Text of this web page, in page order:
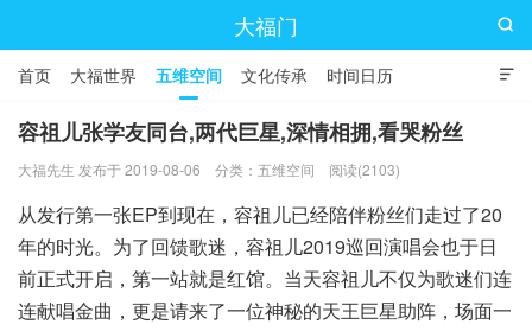
大福门

首页 大福世界 五维空间 文化传承 时间日历

容祖儿张学友同台,两代巨星,深情相拥,看哭粉丝
大福先生 发布于 2019-08-06 分类： 五维空间 阅读(2103)
从发行第一张EP到现在，容祖儿已经陪伴粉丝们走过了20
年的时光。为了回馈歌迷，容祖儿2019巡回演唱会也于日
前正式开启，第一站就是红馆。当天容祖儿不仅为歌迷们连
连献唱金曲，更是请来了一位神秘的天王巨星助阵，场面一